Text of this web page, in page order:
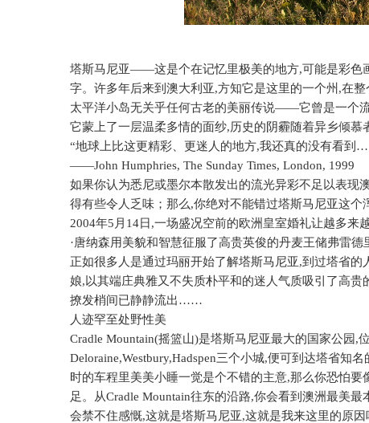
塔斯马尼亚——这是个在记忆里极美的地方,可能是彩色
字。许多年后来到澳大利亚,方知它是这里的一个州 ,在整
太平洋小岛无关乎任何古老的美丽传说——它曾是一个
它蒙上了一层温柔多情的面纱,历史的阴霾随着异乡倾慕
“地球上比这更精彩、更迷人的地方,我还真的没有看到
——John Humphries, The Sunday Times, London, 1999
如果你认为悉尼或墨尔本散发出的流光异彩不足以表现
得有些令人乏味；那么,你绝对不能错过塔斯马尼亚这个
2004年5 月 14日 ,一场盛况空前的欧洲皇室婚礼让越多来
·唐纳森用美貌和智慧征服了高贵英俊的丹麦王储弗雷德
正如很多人是通过玛丽开始了解塔斯马尼亚,到过塔省的
娘,以其端庄典雅又不失质朴平和的迷人气质吸引了高贵
撩发梢间已静静流出……
人迹罕至处野性美
Cradle Mountain(摇篮山)是塔斯马尼亚最大的国家公园 ,
Deloraine,Westbury,Hadspen三个小城,便可到达塔省知名
时的车程里美美小睡一觉是个不错的主意,那么你恐怕要
足。从Cradle Mountain往东的沿路,你会看到澳洲最美最
会禁不住感慨,这就是塔斯马尼亚,这就是我来这里的原因